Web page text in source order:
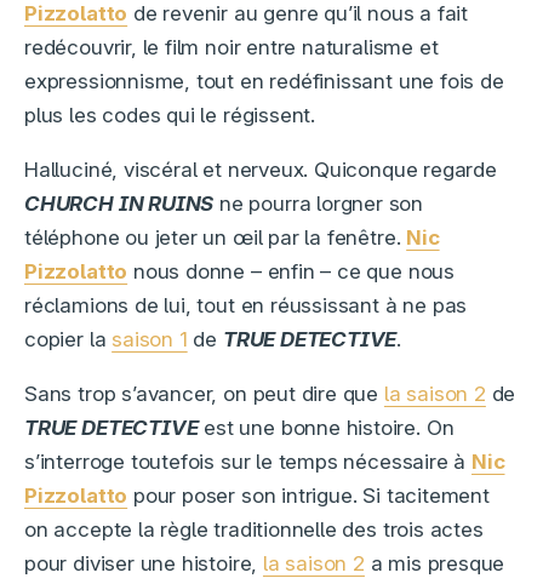
Pizzolatto de revenir au genre qu’il nous a fait
redécouvrir, le film noir entre naturalisme et
expressionnisme, tout en redéfinissant une fois de
plus les codes qui le régissent.
Halluciné, viscéral et nerveux. Quiconque regarde
CHURCH IN RUINS ne pourra lorgner son
téléphone ou jeter un œil par la fenêtre. Nic
Pizzolatto nous donne – enfin – ce que nous
réclamions de lui, tout en réussissant à ne pas
copier la saison 1 de TRUE DETECTIVE.
Sans trop s’avancer, on peut dire que la saison 2 de
TRUE DETECTIVEest une bonne histoire. On
s’interroge toutefois sur le temps nécessaire à Nic
Pizzolatto pour poser son intrigue. Si tacitement
on accepte la règle traditionnelle des trois actes
pour diviser une histoire, la saison 2 a mis presque